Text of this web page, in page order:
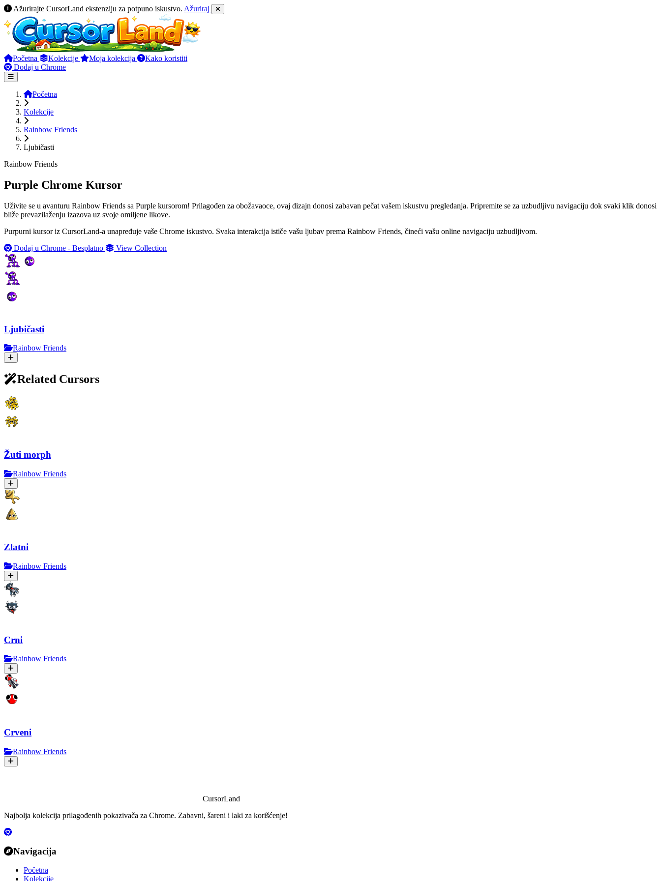
Ažurirajte CursorLand ekstenziju za potpuno iskustvo. Ažuriraj
Početna Kolekcije Moja kolekcija
Kako koristiti
Dodaj u Chrome
Početna
Kolekcije
Rainbow Friends
Ljubičasti
Rainbow Friends
Purple Chrome Kursor
Uživite se u avanturu Rainbow Friends sa Purple kursorom! Prilagođen za obožavaoce, ovaj dizajn donosi zabavan pečat vašem iskustvu pregledanja. Pripremite se za uzbudljivu navigaciju dok svaki klik donosi
bliže prevazilaženju izazova uz svoje omiljene likove.
Purpurni kursor iz CursorLand-a unapređuje vaše Chrome iskustvo. Svaka interakcija ističe vašu ljubav prema Rainbow Friends, čineći vašu online navigaciju uzbudljivom.
Dodaj u Chrome - Besplatno
View Collection
Ljubičasti
Rainbow Friends
Related Cursors
Žuti morph
Rainbow Friends
Zlatni
Rainbow Friends
Crni
Rainbow Friends
Crveni
Rainbow Friends
CursorLand
Najbolja kolekcija prilagođenih pokazivača za Chrome. Zabavni, šareni i laki za korišćenje!
Navigacija
Početna
Kolekcije